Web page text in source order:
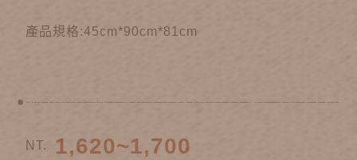
產品規格:45cm*90cm*81cm
NT. 1,620~1,700